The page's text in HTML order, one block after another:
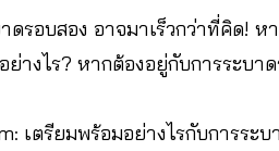
ดรอบสอง อาจมาเร็วกว่าที่คิด!
ย่างไร? หากต้องอยู่กับการระบา
เตรียมพร้อมอย่างไรกับการระ